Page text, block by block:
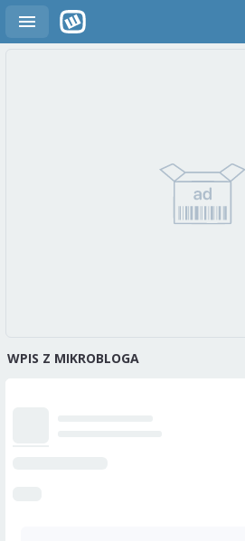
WPIS Z MIKROBLOGA